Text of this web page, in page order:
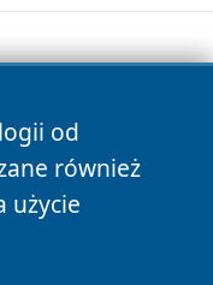
od
również
użycie